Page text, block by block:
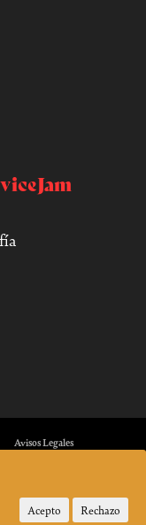
Avisos Legales
beta. Cualquier fallo, error u
Acepto Rechazo